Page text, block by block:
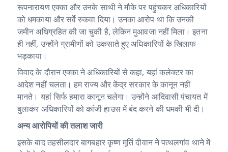
रूपनारायण एक्का और उनके साथी ने मौके पर पहुंचकर अधिकारियों
को धमकाया और सर्वे रुकवा दिया। उनका आरोप था कि उनकी
जमीन अधिग्रहित की जा चुकी है, लेकिन मुआवजा नहीं मिला। इतना
ही नहीं, उन्होंने ग्रामीणों को उकसाते हुए अधिकारियों के खिलाफ
भड़काया।
विवाद के दौरान एक्का ने अधिकारियों से कहा, यहां कलेक्टर का
आदेश नहीं चलता। हम राज्य और केंद्र सरकार के कानून नहीं
मानते। यहां सिर्फ हमारा कानून चलेगा। उन्होंने आदिवासी पंचायत में
बुलाकर अधिकारियों को कांजी हाउस में बंद करने की धमकी भी दी।
अन्य आरोपियों की तलाश जारी
इसके बाद तहसीलदार बागबहार कृष्ण मूर्ति दीवान ने पत्थलगांव थाने में